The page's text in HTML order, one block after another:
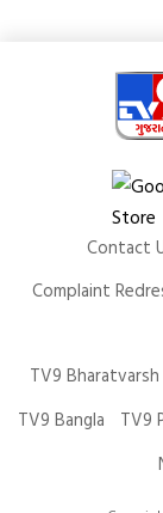
Contact
Complaint
TV9 Bharatvarsh
TV9 Bangla
TV9